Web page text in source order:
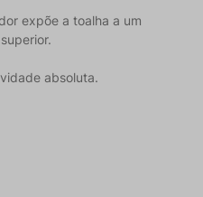
expõe a toalha a um
absoluta.